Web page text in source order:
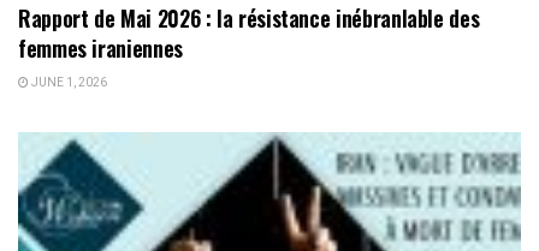
Rapport de Mai 2026 : la résistance inébranlable des
femmes iraniennes
JUNE 1, 2026